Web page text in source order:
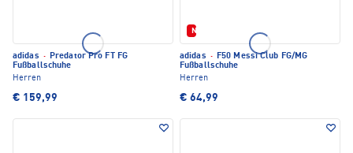
adidas · Predator Pro FT FG
Fußballschuhe
Herren
€ 159,99
Neu
adidas · F50 Messi Club FG/MG
Fußballschuhe
Herren
€ 64,99